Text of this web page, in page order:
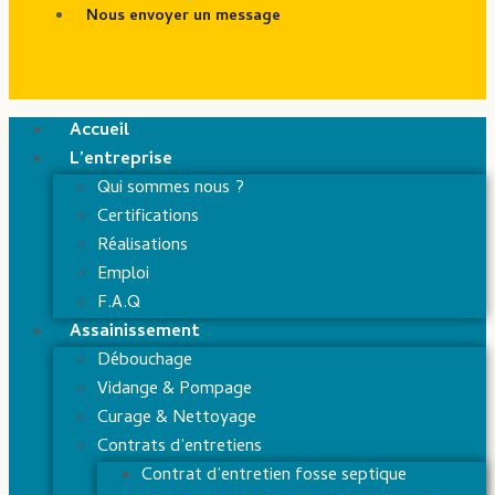
Nous envoyer un message
Accueil
L’entreprise
Qui sommes nous ?
Certifications
Réalisations
Emploi
F.A.Q
Assainissement
Débouchage
Vidange & Pompage
Curage & Nettoyage
Contrats d’entretiens
Contrat d’entretien fosse septique